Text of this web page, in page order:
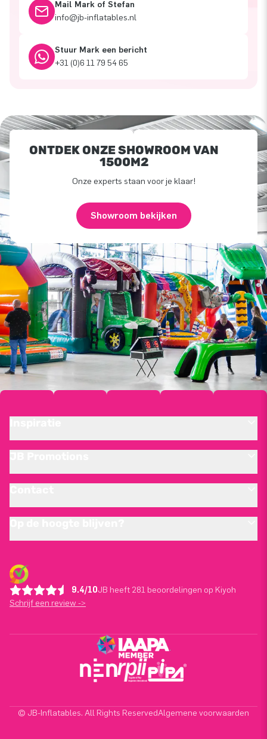
Mail Mark of Stefan
info@jb-inflatables.nl
Stuur Mark een bericht
+31 (0)6 11 79 54 65
ONTDEK ONZE SHOWROOM VAN
1500M2
Onze experts staan voor je klaar!
Showroom bekijken
9.4/10JB heeft 281 beoordelingen op Kiyoh
Schrijf een review ->
© JB-Inflatables. All Rights ReservedAlgemene voorwaarden